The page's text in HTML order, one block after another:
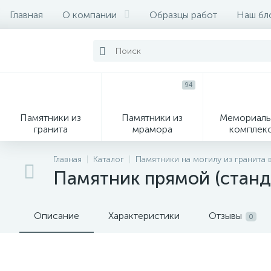
Главная О компании Образцы работ Наш
Памятники из
гранита
Памятники из
мрамора
94
Главная Каталог Памятники на могилу из гранита
Памятник прямой
Описание Характеристики Отзывы 0